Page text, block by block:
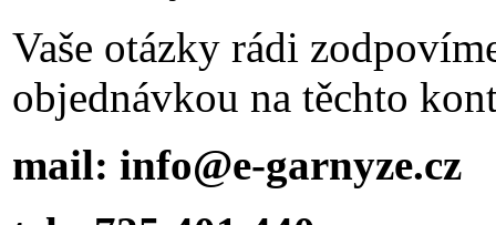
Vaše otázky rádi
objednávkou na těchto
mail: info@e-garnyze.cz